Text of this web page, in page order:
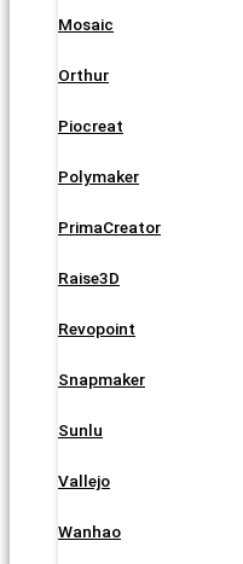
Mosaic
Orthur
Piocreat
Polymaker
PrimaCreator
Raise3D
Revopoint
Snapmaker
Sunlu
Vallejo
Wanhao